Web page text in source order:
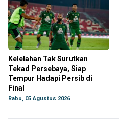
Kelelahan Tak Surutkan
Tekad Persebaya, Siap
Tempur Hadapi Persib di
Final
Rabu, 05 Agustus 2026